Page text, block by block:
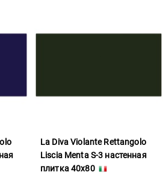
La Diva Violante Rettangolo
Liscia Menta S-3 настенная
плитка 40x80